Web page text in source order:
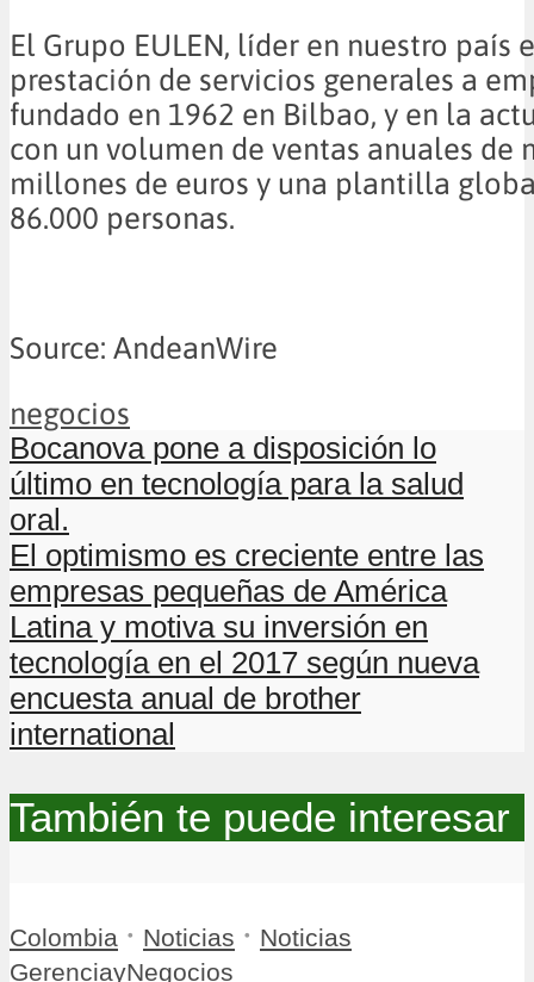
El Grupo EULEN, líder en nuestro país
prestación de servicios generales a
fundado en 1962 en Bilbao, y en la
con un volumen de ventas anuales de
millones de euros y una plantilla
86.000 personas.
Source: AndeanWire
negocios
Bocanova pone a disposición lo
último en tecnología para la salud
oral.
El optimismo es creciente entre las
empresas pequeñas de América
Latina y motiva su inversión en
tecnología en el 2017 según nueva
encuesta anual de brother
international
También te puede interesar
Colombia • Noticias • Noticias
GerenciayNegocios